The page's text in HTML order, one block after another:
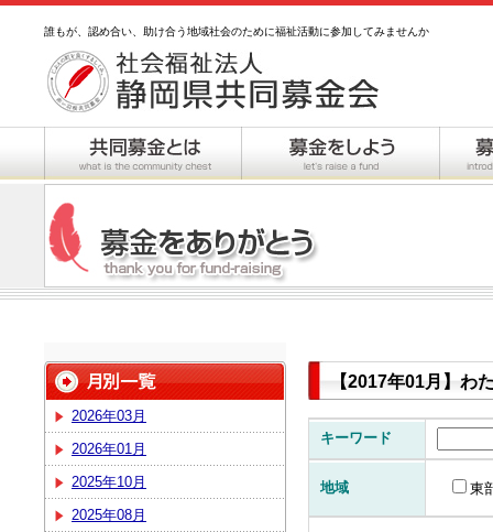
誰もが、認め合い、助け合う地域社会のために福祉活動に参加してみませんか
2026年03月
2026年01月
2025年10月
2025年08月
【2017年01月】わ
キーワード
地域 東